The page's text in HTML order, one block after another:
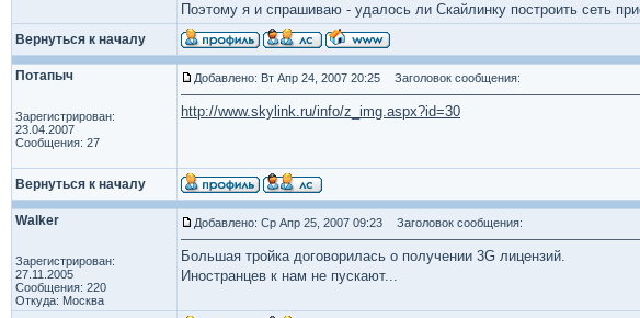
Поэтому я и спрашиваю - удалось ли Скайлинку построить сеть
Вернуться к началу
Потапыч
Зарегистрирован:
23.04.2007
Сообщения: 27
Добавлено: Вт Апр 24, 2007 20:25 Заголовок сообщения:
http://www.skylink.ru/info/z_img.aspx?id=30
Вернуться к началу
Walker
Зарегистрирован:
27.11.2005
Сообщения: 220
Откуда: Москва
Добавлено: Ср Апр 25, 2007 09:23 Заголовок сообщения:
Большая тройка договорилась о получении 3G лицензий.
Иностранцев к нам не пускают...